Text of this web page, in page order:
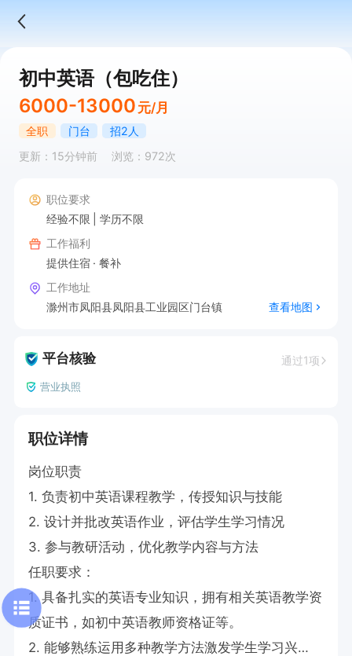
初中英语（包吃住）
6000-13000 元/月
全职 门台
招2人
更新：15分钟前
浏览：972次
职位要求
经验不限
学历不限
工作福利
提供住宿
餐补
工作地址
滁州市凤阳县凤阳县工业园区门台镇
查看地图
平台核验 通过1项
营业执照
职位详情
岗位职责
1. 负责初中英语课程教学，传授知识与技能
2. 设计并批改英语作业，评估学生学习情况
3. 参与教研活动，优化教学内容与方法
任职要求：
1. 具备扎实的英语专业知识，拥有相关英语教学资
质证书，如初中英语教师资格证等。
2. 能够熟练运用多种教学方法激发学生学习兴